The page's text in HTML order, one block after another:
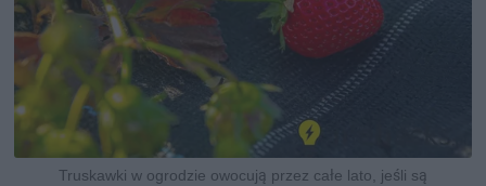
Truskawki w ogrodzie owocują przez całe lato, jeśli są